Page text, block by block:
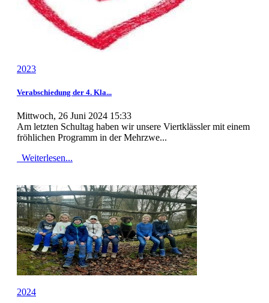
2023
Verabschiedung der 4. Kla...
Mittwoch, 26 Juni 2024 15:33
Am letzten Schultag haben wir unsere Viertklässler mit einem
fröhlichen Programm in der Mehrzwe...
Weiterlesen...
2024